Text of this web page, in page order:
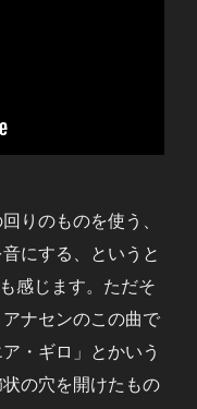
りのものを使う、
にする、というと
感じます。ただそ
ナセンのこの曲で
・ギロ」とかいう
の穴を開けたもの